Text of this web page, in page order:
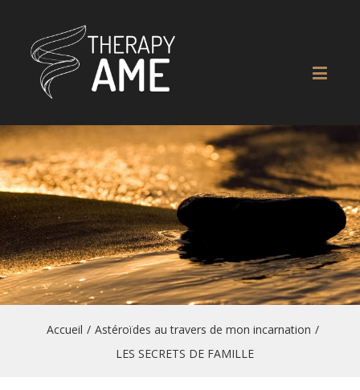
Accueil / Astéroïdes au travers de mon incarnation /
LES SECRETS DE FAMILLE